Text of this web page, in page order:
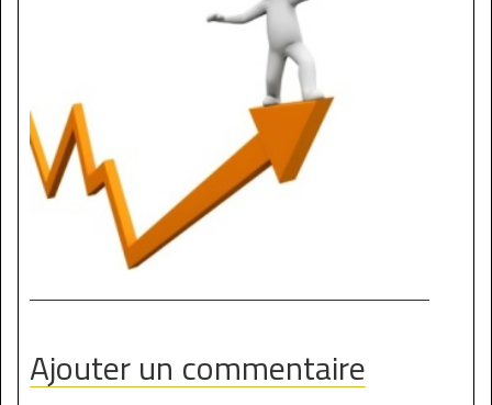
Ajouter un commentaire